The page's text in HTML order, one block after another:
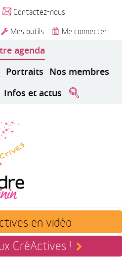
Contactez-nous
Mes outils Me connecter
agenda
Portraits Nos membres
Infos et actus
en vidéo
CréActives !